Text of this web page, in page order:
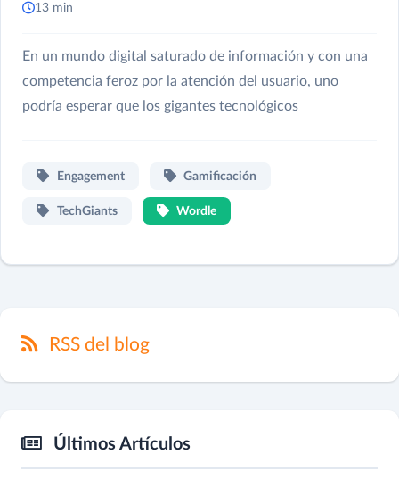
13 min
En un mundo digital saturado de información y con una
competencia feroz por la atención del usuario, uno
podría esperar que los gigantes tecnológicos
Engagement Gamificación
TechGiants Wordle
RSS del blog
Últimos Artículos